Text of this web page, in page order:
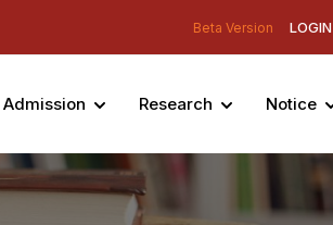
Beta Version LOGIN
Admission Research Notice